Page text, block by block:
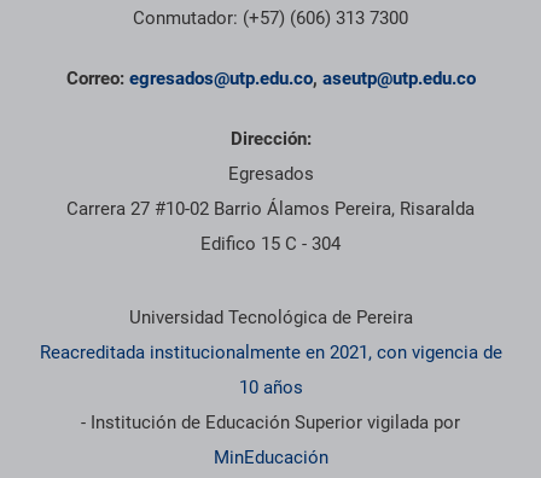
Conmutador: (+57) (606) 313 7300
Correo: egresados@utp.edu.co, aseutp@utp.edu.co
Dirección:
Egresados
Carrera 27 #10-02 Barrio Álamos Pereira, Risaralda
Edifico 15 C - 304
Información institucional
Universidad Tecnológica de Pereira
Reacreditada institucionalmente en 2021, con vigencia de
10 años
- Institución de Educación Superior vigilada por
MinEducación